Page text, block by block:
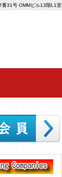
31号 OMMビル13階L1室